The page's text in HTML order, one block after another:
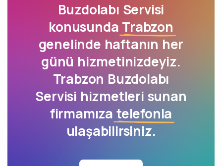
Buzdolabı Servisi
konusunda Trabzon
genelinde haftanın her
günü hizmetinizdeyiz.
Trabzon Buzdolabı
Servisi hizmetleri sunan
firmamıza telefonla
ulaşabilirsiniz.